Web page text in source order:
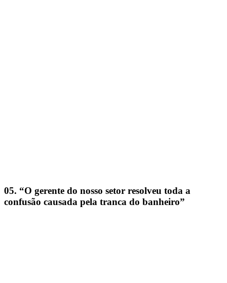
05. “O gerente do nosso setor resolveu toda a
confusão causada pela tranca do banheiro”